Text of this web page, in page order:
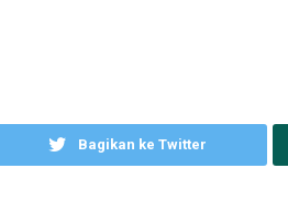
Bagikan ke Twitter